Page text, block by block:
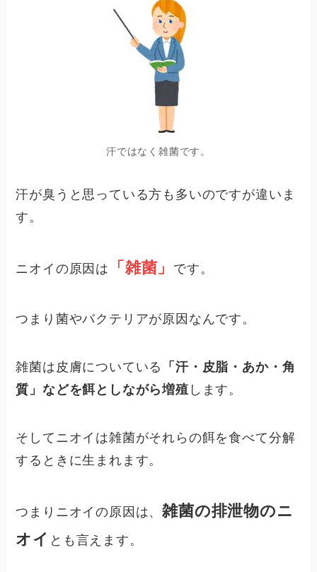
汗ではなく雑菌です。
汗が臭うと思っている方も多いのですが違いま
す。
ニオイの原因は 「雑菌」 です。
つまり菌やバクテリアが原因なんです。
雑菌は皮膚についている
「汗・皮脂・あか・角
質」などを餌としながら増殖 します。
そしてニオイは雑菌がそれらの餌を食べて分解
するときに生まれます。
つまりニオイの原因は、雑菌の排泄物のニ
オイ とも言えます。